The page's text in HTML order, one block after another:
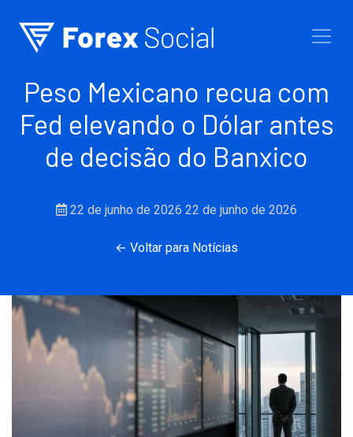
Peso Mexicano recua com
Fed elevando o Dólar antes
de decisão do Banxico
22 de junho de 2026 22 de junho de 2026
← Voltar para Notícias